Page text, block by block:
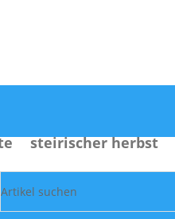
steirischer herbst